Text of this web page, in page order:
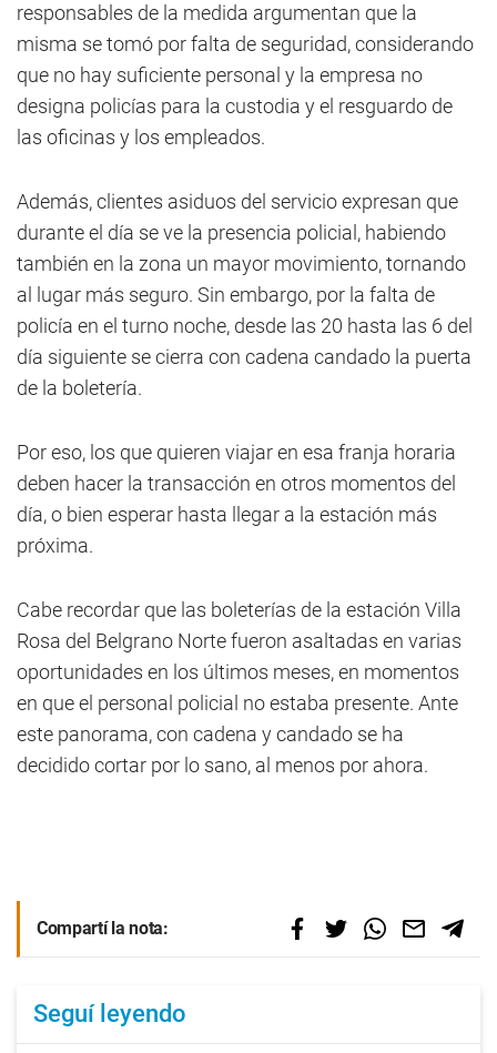
responsables de la medida argumentan que la
misma se tomó por falta de seguridad, considerando
que no hay suficiente personal y la empresa no
designa policías para la custodia y el resguardo de
las oficinas y los empleados.
Además, clientes asiduos del servicio expresan que
durante el día se ve la presencia policial, habiendo
también en la zona un mayor movimiento, tornando
al lugar más seguro. Sin embargo, por la falta de
policía en el turno noche, desde las 20 hasta las 6 del
día siguiente se cierra con cadena candado la puerta
de la boletería.
Por eso, los que quieren viajar en esa franja horaria
deben hacer la transacción en otros momentos del
día, o bien esperar hasta llegar a la estación más
próxima.
Cabe recordar que las boleterías de la estación Villa
Rosa del Belgrano Norte fueron asaltadas en varias
oportunidades en los últimos meses, en momentos
en que el personal policial no estaba presente. Ante
este panorama, con cadena y candado se ha
decidido cortar por lo sano, al menos por ahora.
Compartí la nota:
Seguí leyendo